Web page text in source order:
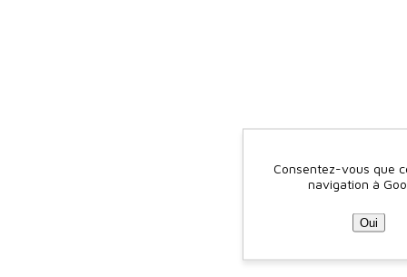
Consentez-vous que
navigation à
Oui